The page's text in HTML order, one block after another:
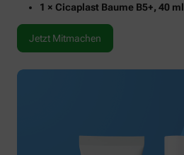
1 × Cicaplast Baume B5+, 40 ml
Jetzt Mitmachen